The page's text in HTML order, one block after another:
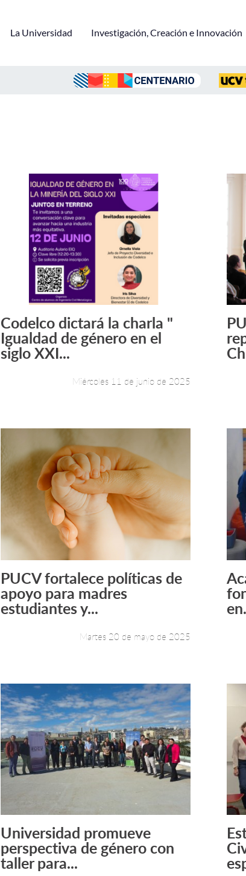
La Universidad Investigación, Creación e Innovación
Leer más +
Codelco dictará la charla "
Igualdad de género en el
siglo XXI...
Miércoles 11 de junio de 2025
Leer más +
PUCV fortalece políticas de
apoyo para madres
estudiantes y...
Martes 20 de mayo de 2025
Leer más +
Universidad promueve
perspectiva de género con
taller para...